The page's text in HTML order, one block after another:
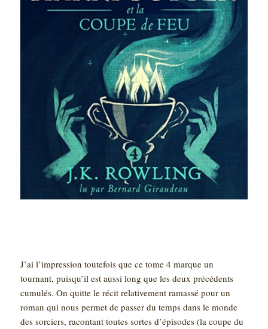
J’ai l’impression toutefois que ce tome 4 marque un
tournant, puisqu’il est aussi long que les deux précédents
cumulés. On quitte le récit relativement ramassé pour un
roman qui nous permet de passer du temps dans le monde
des sorciers, racontant toutes sortes d’épisodes (la coupe du